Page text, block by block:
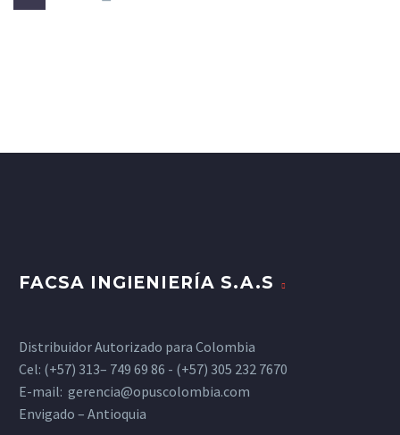
FACSA INGIENIERÍA S.A.S
Distribuidor Autorizado para Colombia
Cel: (+57) 313– 749 69 86 - (+57) 305 232 7670
E-mail: gerencia@opuscolombia.com
Envigado – Antioquia